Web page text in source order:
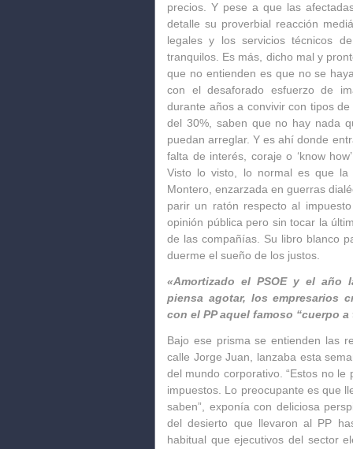
precios. Y pese a que las
detalle su proverbial reacción
legales y los servicios técnicos
tranquilos . Es más, dicho mal y
que no entienden es que no se
con el desaforado esfuerzo de
durante años a convivir con tipos
del 30%, saben que no hay nada
puedan arreglar. Y es ahí donde
falta de interés, coraje o ‘know
Visto lo visto, lo normal es que
Montero , enzarzada en guerras
parir un ratón respecto al
opinión pública pero sin tocar la
de las compañías. Su libro blanco
duerme el sueño de los justos.
«Amortizado el PSOE y el año
piensa agotar, los empresarios
con el PP aquel famoso “cuerpo
Bajo ese prisma se entienden las
calle Jorge Juan, lanzaba esta
del mundo corporativo.“Estos no le
impuestos. Lo preocupante es que
saben” , exponía con deliciosa
del desierto que llevaron al PP
habitual que ejecutivos del sector